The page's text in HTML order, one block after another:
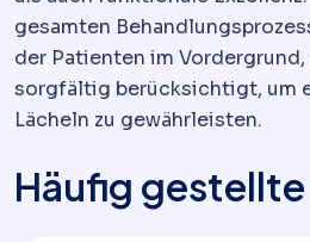
gesamten
der Patienten im
sorgfältig berücksichtigt, um
Lächeln zu gewährleisten.
Häufig gestellte